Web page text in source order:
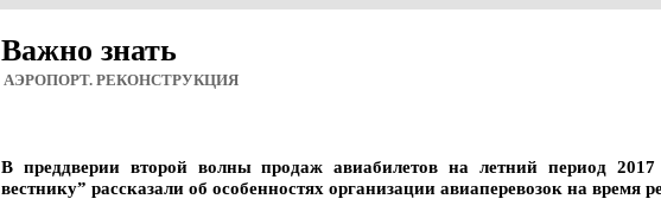
Важно знать
АЭРОПОРТ. РЕКОНСТРУКЦИЯ
В преддверии второй волны продаж авиабилетов на летний период
вестнику” рассказали об особенностях организации авиаперевозок на время